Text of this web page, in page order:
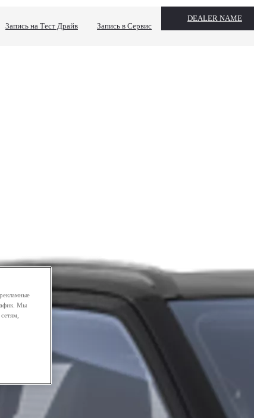
Запись на Тест Драйв Запись в Сервис
DEALER NAME
Мы